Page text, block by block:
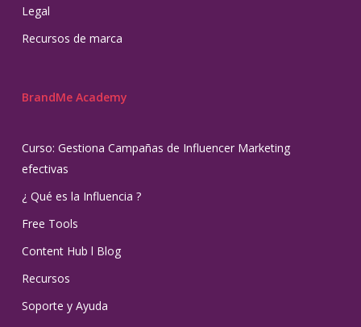
Legal
Recursos de marca
BrandMe Academy
Curso: Gestiona Campañas de Influencer Marketing
efectivas
¿ Qué es la Influencia ?
Free Tools
Content Hub l Blog
Recursos
Soporte y Ayuda